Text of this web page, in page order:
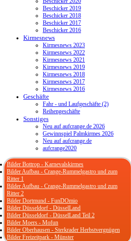
Beschicker 2019
Beschicker 2018
Beschicker 2017
Beschicker 2016
Kirmesnews
Kirmesnews 2023
Kirmesnews 2022
Kirmesnews 2021
Kirmesnews 2019
Kirmesnews 2018
Kirmesnews 2017
Kirmesnews 2016
Geschäfte
Fahr - und Laufgeschäfte (2)
Reihengeschäfte
Sonstiges
Neu auf aufcrange.de 2026
Gewinnspiel Palmkirmes 2026
Neu auf aufcrange.de
aufcrange2020
Bilder Bottrop - Karnevalskirmes
Bilder Aufbau - Crange-Rummelgastro und zum
Ritter 1
Bilder Aufbau - Crange-Rummelgastro und zum
Ritter 2
Bilder Dortmund - FunDOmio
Bilder Düsseldorf - DüsselLand
Bilder Düsseldorf - DüsselLand Teil 2
Bilder Moers - Mofun
Bilder Oberhausen - Sterkrader Herbstvergnügen
Bilder Freizeitpark - Münster